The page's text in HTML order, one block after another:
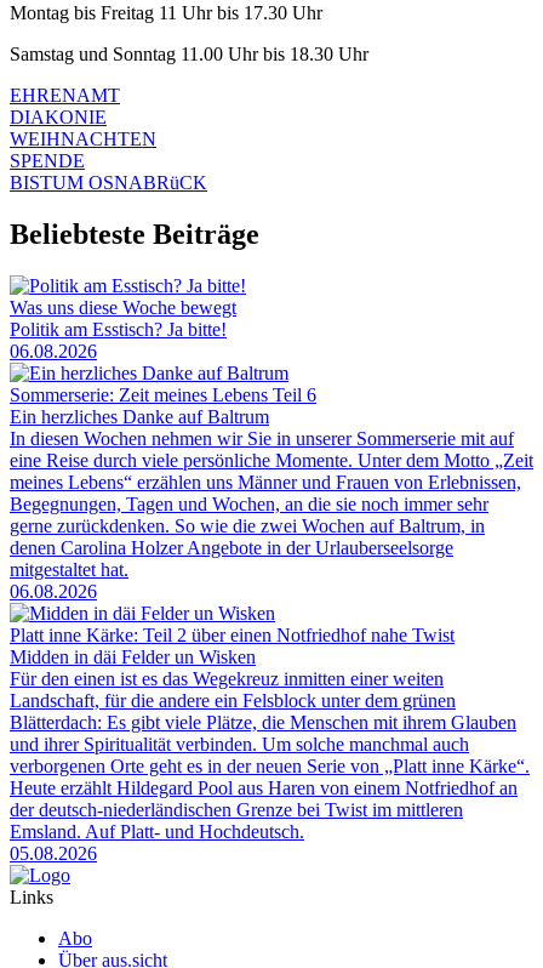
Montag bis Freitag 11 Uhr bis 17.30 Uhr
Samstag und Sonntag 11.00 Uhr bis 18.30 Uhr
EHRENAMT
DIAKONIE
WEIHNACHTEN
SPENDE
BISTUM OSNABRüCK
Beliebteste Beiträge
Was uns diese Woche bewegt
Politik am Esstisch? Ja bitte!
06.08.2026
Sommerserie: Zeit meines Lebens Teil 6
Ein herzliches Danke auf Baltrum
In diesen Wochen nehmen wir Sie in unserer Sommerserie mit auf
eine Reise durch viele persönliche Momente. Unter dem Motto „Zeit
meines Lebens“ erzählen uns Männer und Frauen von Erlebnissen,
Begegnungen, Tagen und Wochen, an die sie noch immer sehr
gerne zurückdenken. So wie die zwei Wochen auf Baltrum, in
denen Carolina Holzer Angebote in der Urlauberseelsorge
mitgestaltet hat.
06.08.2026
Platt inne Kärke: Teil 2 über einen Notfriedhof nahe Twist
Midden in däi Felder un Wisken
Für den einen ist es das Wegekreuz inmitten einer weiten
Landschaft, für die andere ein Felsblock unter dem grünen
Blätterdach: Es gibt viele Plätze, die Menschen mit ihrem Glauben
und ihrer Spiritualität verbinden. Um solche manchmal auch
verborgenen Orte geht es in der neuen Serie von „Platt inne Kärke“.
Heute erzählt Hildegard Pool aus Haren von einem Notfriedhof an
der deutsch-niederländischen Grenze bei Twist im mittleren
Emsland. Auf Platt- und Hochdeutsch.
05.08.2026
Links
Abo
Über aus.sicht